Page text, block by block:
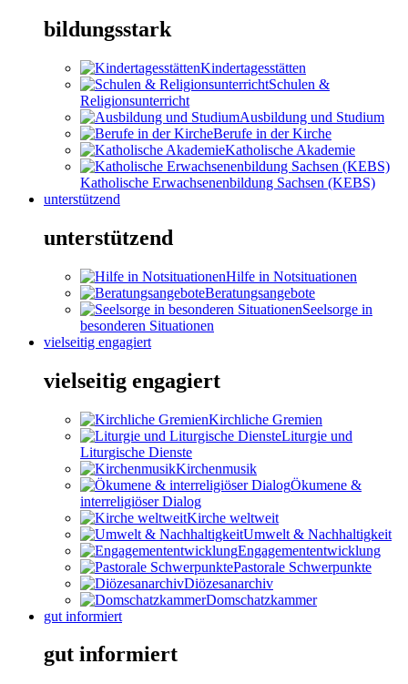
bildungsstark
Kindertagesstätten
Schulen &
Religionsunterricht
Ausbildung und Studium
Berufe in der Kirche
Katholische Akademie
Katholische Erwachsenenbildung Sachsen (KEBS)
unterstützend
unterstützend
Hilfe in Notsituationen
Beratungsangebote
Seelsorge in
besonderen Situationen
vielseitig engagiert
vielseitig engagiert
Kirchliche Gremien
Liturgie und
Liturgische Dienste
Kirchenmusik
Ökumene &
interreligiöser Dialog
Kirche weltweit
Umwelt & Nachhaltigkeit
Engagemententwicklung
Pastorale Schwerpunkte
Diözesanarchiv
Domschatzkammer
gut informiert
gut informiert